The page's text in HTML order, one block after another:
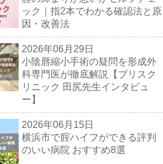
ック｜指2本でわかる確認法と原
因・改善法
2026年06月29日
小陰唇縮小手術の疑問を形成外
科専門医が徹底解説【ブリスク
リニック 田尻先生インタビュ
ー】
2026年06月15日
横浜市で腟ハイフができる評判
のいい病院 おすすめ8選